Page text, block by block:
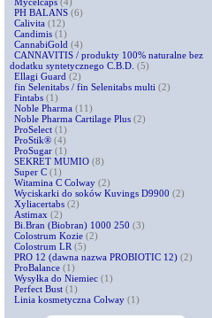
PH BALANS (6)
Calivita (12)
Candimis (1)
CannabiGold (4)
CANNAVITIS / produkty 100% naturalne bez
dodatku syntetycznego C.B.D. (5)
Ellagi Guard (2)
fin Selenitabs / fin Selenitabs multi (2)
Fintabs (1)
Noble Pharma (11)
Noble Pharma Cartilage Plus (2)
ProSelect (1)
ProStik® (4)
ProSugar (1)
SEKRET MUMIO (8)
Super C (1)
Witamina C Colway (2)
Wyciskarki do soków Kuvings D9900 (2)
Xyliacertabs (2)
Astimax (2)
Bi.Bran (Biobran) 1000 250 (3)
Colostrum Kozie (2)
Colostrum LR (5)
PRO 12 (dawna nazwa PROBIOTIC 12) (2)
ProBalance (1)
Wysyłka do Niemiec (1)
Perfect Bust (1)
Linia kosmetyczna Colway (1)